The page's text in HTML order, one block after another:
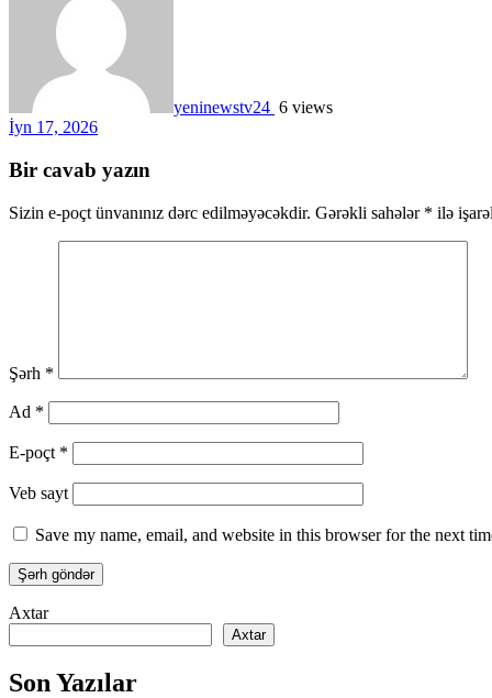
yeninewstv24 6 views
İyn 17, 2026
Bir cavab yazın
Sizin e-poçt ünvanınız dərc edilməyəcəkdir. Gərəkli sahələr * ilə
Şərh *
Ad *
E-poçt *
Veb sayt
Save my name, email, and website in this browser for the next
Axtar
Axtar
Son Yazılar